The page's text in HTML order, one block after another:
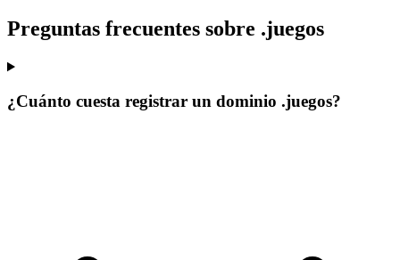
Preguntas frecuentes sobre .juegos
¿Cuánto cuesta registrar un dominio .juegos?